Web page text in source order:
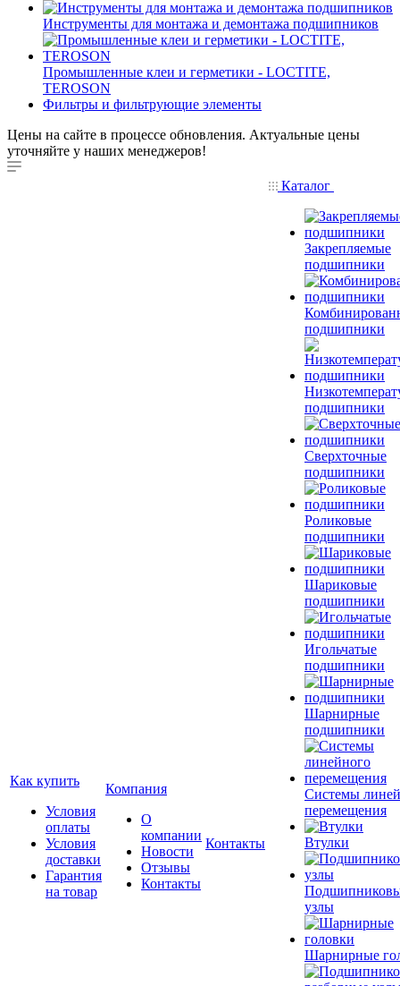
Инструменты для монтажа и демонтажа подшипников
Промышленные клеи и герметики - LOCTITE,
TEROSON
Фильтры и фильтрующие элементы
Цены на сайте в процессе обновления. Актуальные цены
уточняйте у наших менеджеров!
Как купить
Условия
оплаты
Условия
доставки
Гарантия
на товар
Компания
О
компании
Новости
Отзывы
Контакты
Контакты
Каталог
Закрепляемые
подшипники
подшипники
подшипники
Сверхточные
подшипники
Роликовые
подшипники
Шариковые
подшипники
Игольчатые
подшипники
Шарнирные
подшипники
Системы
перемещения
Втулки
узлы
Шарнирные